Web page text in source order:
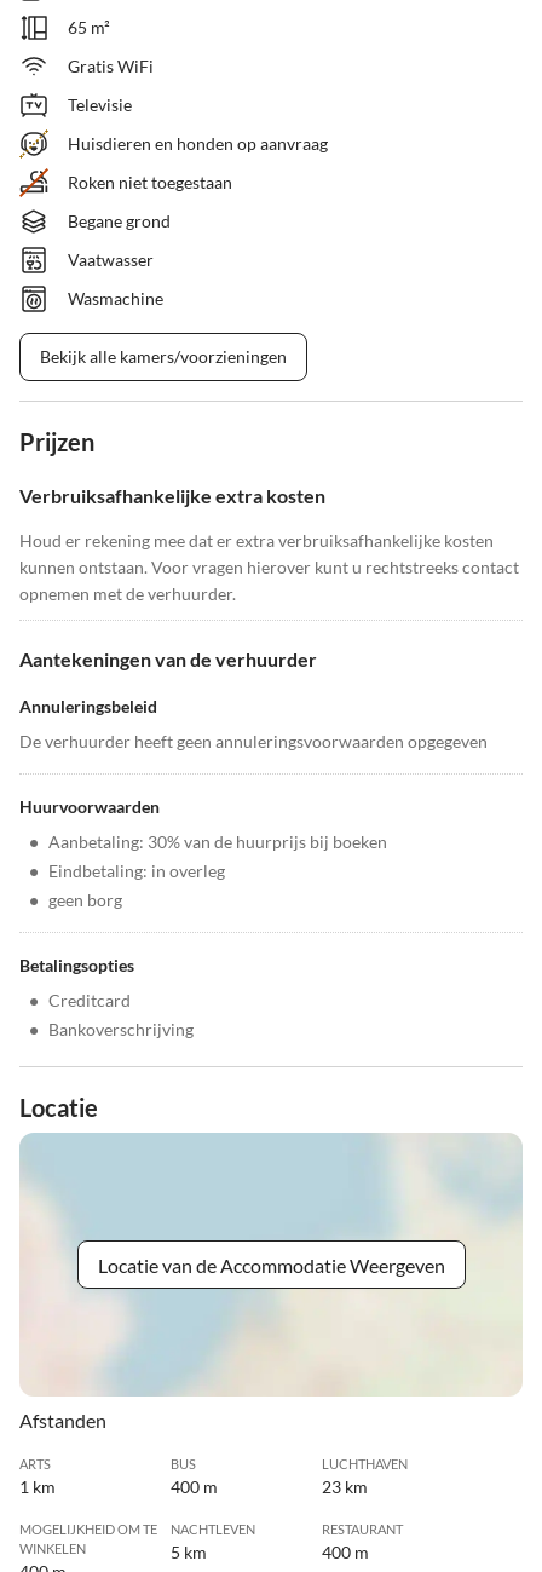
65 m²
Gratis WiFi
Televisie
Huisdieren en honden op aanvraag
Roken niet toegestaan
Begane grond
Vaatwasser
Wasmachine
Bekijk alle kamers/voorzieningen
Prijzen
Verbruiksafhankelijke extra kosten
Houd er rekening mee dat er extra verbruiksafhankelijke kosten
kunnen ontstaan. Voor vragen hierover kunt u rechtstreeks contact
opnemen met de verhuurder.
Aantekeningen van de verhuurder
Annuleringsbeleid
De verhuurder heeft geen annuleringsvoorwaarden opgegeven
Huurvoorwaarden
• Aanbetaling: 30% van de huurprijs bij boeken
• Eindbetaling: in overleg
• geen borg
Betalingsopties
• Creditcard
• Bankoverschrijving
Locatie
Locatie van de Accommodatie Weergeven
Afstanden
ARTS
1 km
BUS
400 m
LUCHTHAVEN
23 km
MOGELIJKHEID OM TE
WINKELEN
NACHTLEVEN
5 km
RESTAURANT
400 m